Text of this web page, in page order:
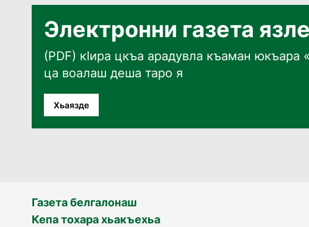
Электронни газета язле
(PDF) кӀира цкъа арадувла къаман юкъара
ца воалаш деша таро я
Хьаязде
Газета белгалонаш
Кепа тохара хьакъехьа